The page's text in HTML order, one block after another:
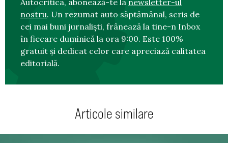
Autocritica, abonează-te la newsletter-ul
nostru. Un rezumat auto săptămânal, scris de
cei mai buni jurnaliști, frânează la tine-n Inbox
în fiecare duminică la ora 9:00. Este 100%
gratuit și dedicat celor care apreciază calitatea
editorială.
Articole similare